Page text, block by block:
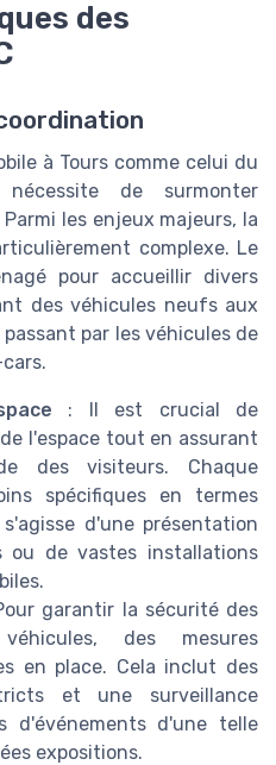
des
à Tours comme celui du
de surmonter
les enjeux majeurs, la
complexe. Le
pour accueillir divers
des véhicules neufs aux
par les véhicules de
: Il est crucial de
l'espace tout en assurant
des visiteurs. Chaque
spécifiques en termes
d'une présentation
ou de vastes installations
garantir la sécurité des
des mesures
en place. Cela inclut des
et une surveillance
d'événements d'une telle
expositions.